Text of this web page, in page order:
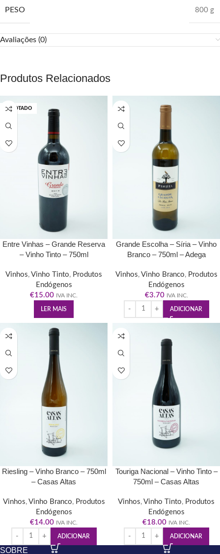
PESO 800 g
Avaliações (0)
Produtos Relacionados
ESGOTADO
Entre Vinhas – Grande Reserva
– Vinho Tinto – 750ml
Vinhos, Vinho Tinto, Produtos
Endógenos
€15.00 IVA INC.
LER MAIS
Grande Escolha – Síria – Vinho
Branco – 750ml – Adega
Vinhos, Vinho Branco, Produtos
Endógenos
€3.70 IVA INC.
ADICIONAR
Riesling – Vinho Branco – 750ml
– Casas Altas
Vinhos, Vinho Branco, Produtos
Endógenos
€14.00 IVA INC.
ADICIONAR
Touriga Nacional – Vinho Tinto –
750ml – Casas Altas
Vinhos, Vinho Tinto, Produtos
Endógenos
€18.00 IVA INC.
ADICIONAR
SOBRE